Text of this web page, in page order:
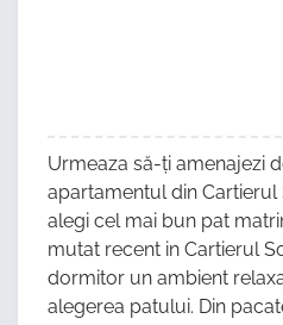
Urmeaza să-ți amenajezi
apartamentul din
alegi cel mai bun pat
mutat recent in Cartierul
dormitor un ambient
alegerea patului. Din